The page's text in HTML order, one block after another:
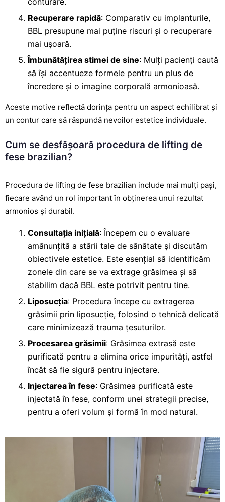
Recuperare rapidă: Comparativ cu implanturile,
BBL presupune mai puține riscuri și o recuperare
mai ușoară.
Îmbunătățirea stimei de sine: Mulți pacienți caută
să își accentueze formele pentru un plus de
încredere și o imagine corporală armonioasă.
Aceste motive reflectă dorința pentru un aspect echilibrat și
un contur care să răspundă nevoilor estetice individuale.
Cum se desfășoară procedura de lifting de
fese brazilian?
Procedura de lifting de fese brazilian include mai mulți pași,
fiecare având un rol important în obținerea unui rezultat
armonios și durabil.
Consultația inițială: Începem cu o evaluare
amănunțită a stării tale de sănătate și discutăm
obiectivele estetice. Este esențial să identificăm
zonele din care se va extrage grăsimea și să
stabilim dacă BBL este potrivit pentru tine.
Liposucția: Procedura începe cu extragerea
grăsimii prin liposucție, folosind o tehnică delicată
care minimizează trauma țesuturilor.
Procesarea grăsimii: Grăsimea extrasă este
purificată pentru a elimina orice impurități, astfel
încât să fie sigură pentru injectare.
Injectarea în fese: Grăsimea purificată este
injectată în fese, conform unei strategii precise,
pentru a oferi volum și formă în mod natural.